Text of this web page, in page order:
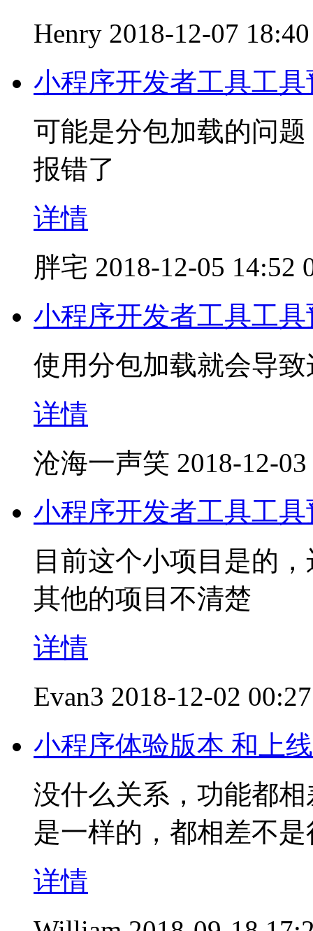
Henry 2018-12-07 18:40
小程序开发者工具工
可能是分包加载的问
报错了
详情
胖宅 2018-12-05 14:52
小程序开发者工具工
使用分包加载就会导
详情
沧海一声笑 2018-12-
小程序开发者工具工
目前这个小项目是的
其他的项目不清楚
详情
Evan3 2018-12-02 00:27
小程序体验版本 和上
没什么关系，功能都
是一样的，都相差不
详情